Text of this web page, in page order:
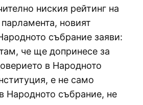
ниския рейтинг на
новият
събрание заяви:
че ще допринесе за
в Народното
е не само
Народното събрание, не